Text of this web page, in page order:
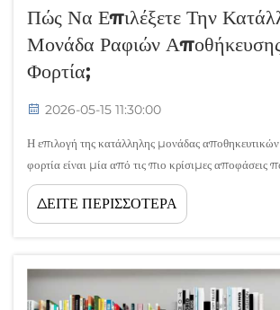
Πώς Να Επιλέξετε Την
Μονάδα Ραφιών
Φορτία;
2026-05-15 11:30:00
Η επιλογή της κατάλληλης μονάδας
φορτία είναι μία από τις πιο κρίσιμες αποφάσεις
διευθυντής αποθήκης, ένας σχεδιαστής
βιομηχανικών λειτουργιών. Η λανθασμένη επιλογή
σε δομικές αστοχίες, κινδύνους για τους
ΔΕΙΤΕ ΠΕΡΙΣΣΟΤΕΡΑ